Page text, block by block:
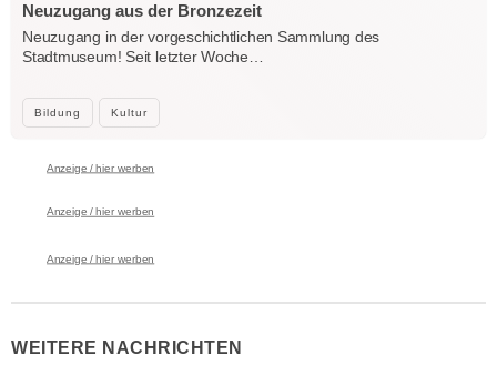
Bildung Kultur
Neuzugang aus der Bronzezeit
Neuzugang in der vorgeschichtlichen Sammlung des
Stadtmuseum! Seit letzter Woche…
Anzeige / hier werben
Anzeige / hier werben
Anzeige / hier werben
WEITERE NACHRICHTEN